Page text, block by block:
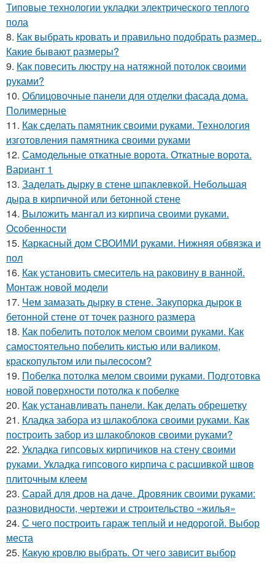
Типовые технологии укладки электрического теплого
пола
8. Как выбрать кровать и правильно подобрать размер..
Какие бывают размеры?
9. Как повесить люстру на натяжной потолок своими
руками?
10. Облицовочные панели для отделки фасада дома.
Полимерные
11. Как сделать памятник своими руками. Технология
изготовления памятника своими руками
12. Самодельные откатные ворота. Откатные ворота.
Вариант 1
13. Заделать дырку в стене шпаклевкой. Небольшая
дыра в кирпичной или бетонной стене
14. Выложить мангал из кирпича своими руками.
Особенности
15. Каркасный дом СВОИМИ руками. Нижняя обвязка и
пол
16. Как установить смеситель на раковину в ванной.
Монтаж новой модели
17. Чем замазать дырку в стене. Закупорка дырок в
бетонной стене от точек разного размера
18. Как побелить потолок мелом своими руками. Как
самостоятельно побелить кистью или валиком,
краскопультом или пылесосом?
19. Побелка потолка мелом своими руками. Подготовка
новой поверхности потолка к побелке
20. Как устанавливать панели. Как делать обрешетку
21. Кладка забора из шлакоблока своими руками. Как
построить забор из шлакоблоков своими руками?
22. Укладка гипсовых кирпичиков на стену своими
руками. Укладка гипсового кирпича с расшивкой швов
плиточным клеем
23. Сарай для дров на даче. Дровяник своими руками:
разновидности, чертежи и строительство «жилья»
24. С чего построить гараж теплый и недорогой. Выбор
места
25. Какую кровлю выбрать. От чего зависит выбор